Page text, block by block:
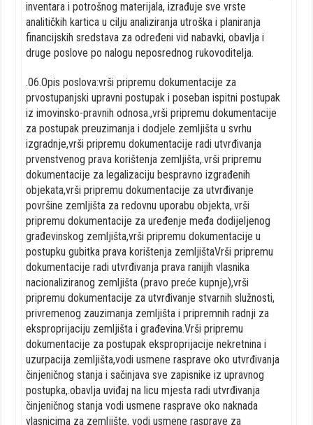
inventara i potrošnog materijala, izrađuje sve vrste
analitičkih kartica u cilju analiziranja utroška i planiranja
financijskih sredstava za određeni vid nabavki, obavlja i
druge poslove po nalogu neposrednog rukovoditelja.
.06.Opis poslova:vrši pripremu dokumentacije za
prvostupanjski upravni postupak i poseban ispitni postupak
iz imovinsko-pravnih odnosa.,vrši pripremu dokumentacije
za postupak preuzimanja i dodjele zemljišta u svrhu
izgradnje,vrši pripremu dokumentacije radi utvrđivanja
prvenstvenog prava korištenja zemljišta,.vrši pripremu
dokumentacije za legalizaciju bespravno izgrađenih
objekata,vrši pripremu dokumentacije za utvrđivanje
površine zemljišta za redovnu uporabu objekta,.vrši
pripremu dokumentacije za uređenje međa dodijeljenog
građevinskog zemljišta,vrši pripremu dokumentacije u
postupku gubitka prava korištenja zemljištaVrši pripremu
dokumentacije radi utvrđivanja prava ranijih vlasnika
nacionaliziranog zemljišta (pravo preće kupnje),vrši
pripremu dokumentacije za utvrđivanje stvarnih služnosti,
privremenog zauzimanja zemljišta i pripremnih radnji za
eksproprijaciju zemljišta i građevina.Vrši pripremu
dokumentacije za postupak eksproprijacije nekretnina i
uzurpacija zemljišta,vodi usmene rasprave oko utvrđivanja
činjeničnog stanja i sačinjava sve zapisnike iz upravnog
postupka,.obavlja uviđaj na licu mjesta radi utvrđivanja
činjeničnog stanja vodi usmene rasprave oko naknada
vlasnicima za zemljište, vodi usmene rasprave za